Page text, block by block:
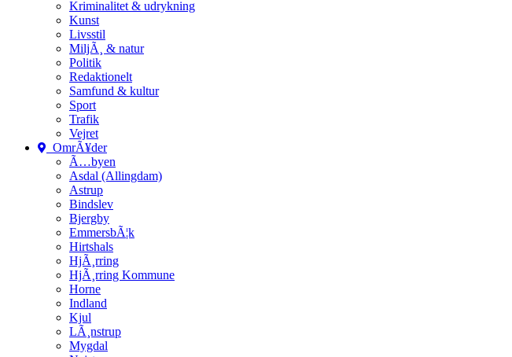
Kriminalitet & udrykning
Kunst
Livsstil
MiljÃ¸ & natur
Politik
Redaktionelt
Samfund & kultur
Sport
Trafik
Vejret
OmrÃ¥der
Ã…byen
Asdal (Allingdam)
Astrup
Bindslev
Bjergby
EmmersbÃ¦k
Hirtshals
HjÃ¸rring
HjÃ¸rring Kommune
Horne
Indland
Kjul
LÃ¸nstrup
Mygdal